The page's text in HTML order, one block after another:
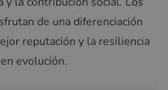
de una diferenciación
reputación y la resiliencia
evolución.